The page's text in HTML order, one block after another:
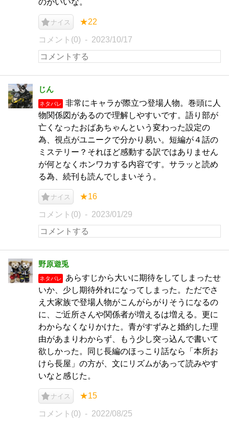
のがいいな。
ナイス ★22
コメント(0) 2023/10/17
じん
ネタバレ
非常にキャラが際立つ登場人物。巻頭に人
物関係図があるので理解しやすいです。語り部が
亡くなったおばあちゃんという変わった設定の
為、視点がユニークで分かり易い。短編が４話の
ミステリー？それほど感動する訳ではありません
が何となくホンワカする内容です。サラッと読め
る為、続刊も読んでしまいそう。
ナイス ★16
コメント(0) 2023/01/29
野原遊兎
ネタバレ
あらすじから大いに期待をしてしまったせ
いか、少し期待外れになってしまった。ただでさ
え大家族で登場人物がこんがらがりそうになるの
に、ご近所さんや関係者が増えるは増える。更に
わからなくなりかけた。青がすずみと婚約した理
由があまりわからず、もう少し突っ込んで書いて
欲しかった。同じ長編のほっこり話なら「本所お
けら長屋」の方が、文にリズムがあって読みやす
いなと感じた。
ナイス ★15
コメント(0) 2022/08/25